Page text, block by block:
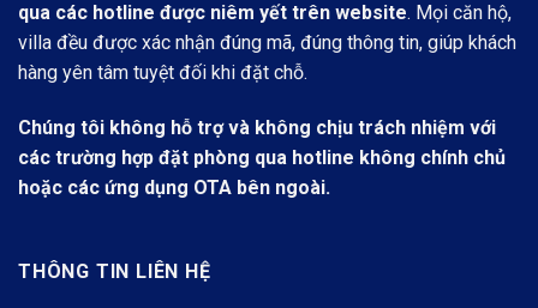
qua các hotline được niêm yết trên website. Mọi căn hộ,
villa đều được xác nhận đúng mã, đúng thông tin, giúp khách
hàng yên tâm tuyệt đối khi đặt chỗ.
Chúng tôi không hỗ trợ và không chịu trách nhiệm với
các trường hợp đặt phòng qua hotline không chính chủ
hoặc các ứng dụng OTA bên ngoài.
THÔNG TIN LIÊN HỆ